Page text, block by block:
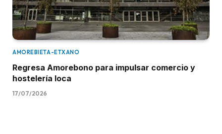
AMOREBIETA-ETXANO
Regresa Amorebono para impulsar comercio y
hostelería loca
17/07/2026